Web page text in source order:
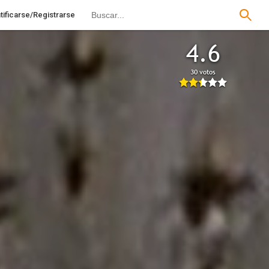
Registrarse
4.6
30 votos